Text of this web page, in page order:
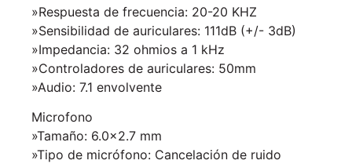
»Respuesta de frecuencia: 20-20 KHZ
»Sensibilidad de auriculares: 111dB (+/- 3dB)
»Impedancia: 32 ohmios a 1 kHz
»Controladores de auriculares: 50mm
»Audio: 7.1 envolvente
Microfono
»Tamaño: 6.0×2.7 mm
»Tipo de micrófono: Cancelación de ruido